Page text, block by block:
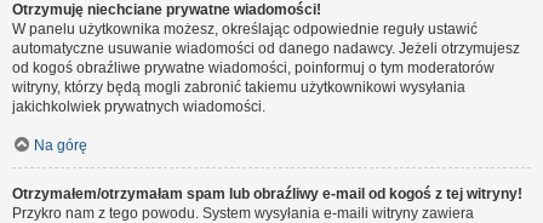
Otrzymuję niechciane prywatne wiadomości!
W panelu użytkownika możesz, określając odpowiednie reguły ustawić
automatyczne usuwanie wiadomości od danego nadawcy. Jeżeli otrzymujesz
od kogoś obraźliwe prywatne wiadomości, poinformuj o tym moderatorów
witryny, którzy będą mogli zabronić takiemu użytkownikowi wysyłania
jakichkolwiek prywatnych wiadomości.
Na górę
Otrzymałem/otrzymałam spam lub obraźliwy e-mail od kogoś z tej witryny!
Przykro nam z tego powodu. System wysyłania e-maili witryny zawiera